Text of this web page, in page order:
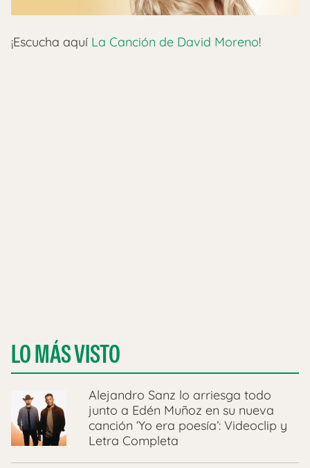
¡Escucha aquí La Canción de David Moreno!
LO MÁS VISTO
Alejandro Sanz lo arriesga todo
junto a Edén Muñoz en su nueva
canción ‘Yo era poesía’: Videoclip y
Letra Completa